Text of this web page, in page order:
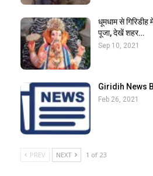
धूमधाम से गिरिडीह
पूजा, देखें शहर…
Sep 10, 2021
Giridih News
Feb 26, 2021
PREV NEXT 1 of 23